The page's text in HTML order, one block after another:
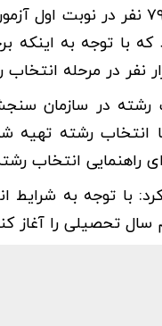
کرده‌اند که با
در سازمان
رشته تهیه
راهنمایی انتخاب
با توجه به شرایط
سال تحصیلی را آغاز